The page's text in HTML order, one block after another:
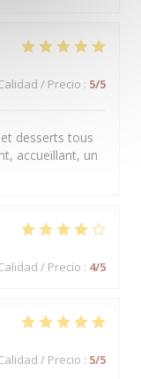
/ Precio : 5/5
desserts tous
accueillant, un
/ Precio : 4/5
/ Precio : 5/5